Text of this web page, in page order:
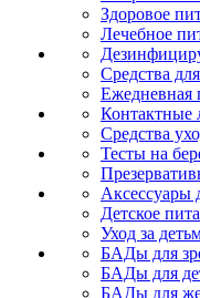
Здоровое
Лечебное
Средства
Ежедневная
Контактные
Средства
Тесты на
Аксессуары
Детское
Уход за
БАДы для
БАДы для
БАДы для